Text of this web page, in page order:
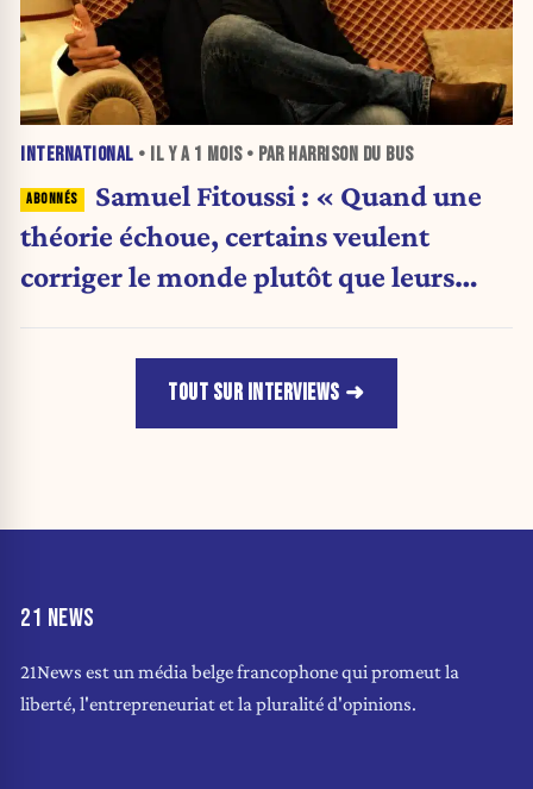
INTERNATIONAL • IL Y A 1 MOIS• PAR HARRISON DU BUS
Samuel Fitoussi : « Quand une
théorie échoue, certains veulent
corriger le monde plutôt que leurs
TOUT SUR INTERVIEWS
21 NEWS
21News est un média belge francophone qui promeut la
liberté, l'entrepreneuriat et la pluralité d'opinions.